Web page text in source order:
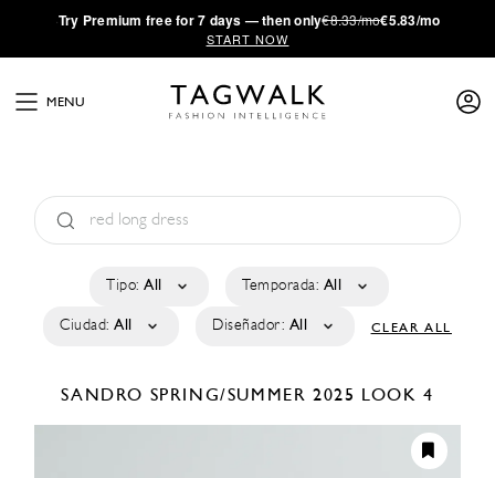
·Try Premium free for 7 days — then only€8.33/mo€5.83/mo
START NOW
MENU
Tipo: All Temporada: All
Ciudad: All Diseñador: All CLEAR ALL
SANDRO SPRING/SUMMER 2025 LOOK 4